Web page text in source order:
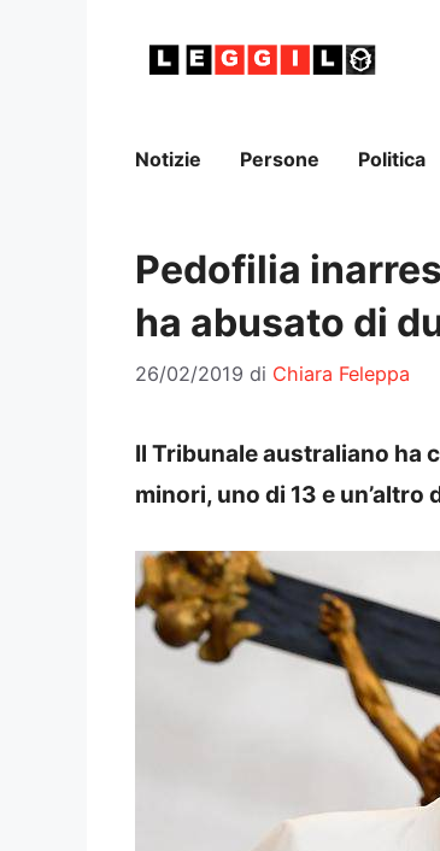
Notizie Persone Politica
Pedofilia
ha abusato di
26/02/2019 di Chiara Feleppa
Il Tribunale australiano ha
minori, uno di 13 e un’altro